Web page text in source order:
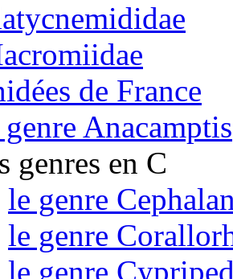
de France
Anacamptis
genres en C
le genre
le genre
le genre